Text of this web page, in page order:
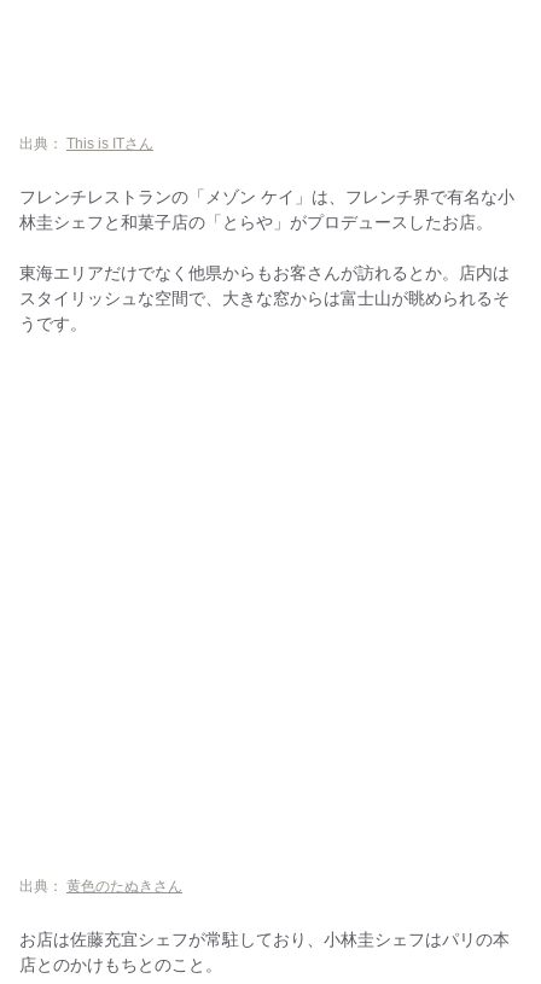
出典： This is ITさん
フレンチレストランの「メゾン ケイ」は、フレンチ界で有名な小
林圭シェフと和菓子店の「とらや」がプロデュースしたお店。
東海エリアだけでなく他県からもお客さんが訪れるとか。店内は
スタイリッシュな空間で、大きな窓からは富士山が眺められるそ
うです。
出典： 黄色のたぬきさん
お店は佐藤充宜シェフが常駐しており、小林圭シェフはパリの本
店とのかけもちとのこと。